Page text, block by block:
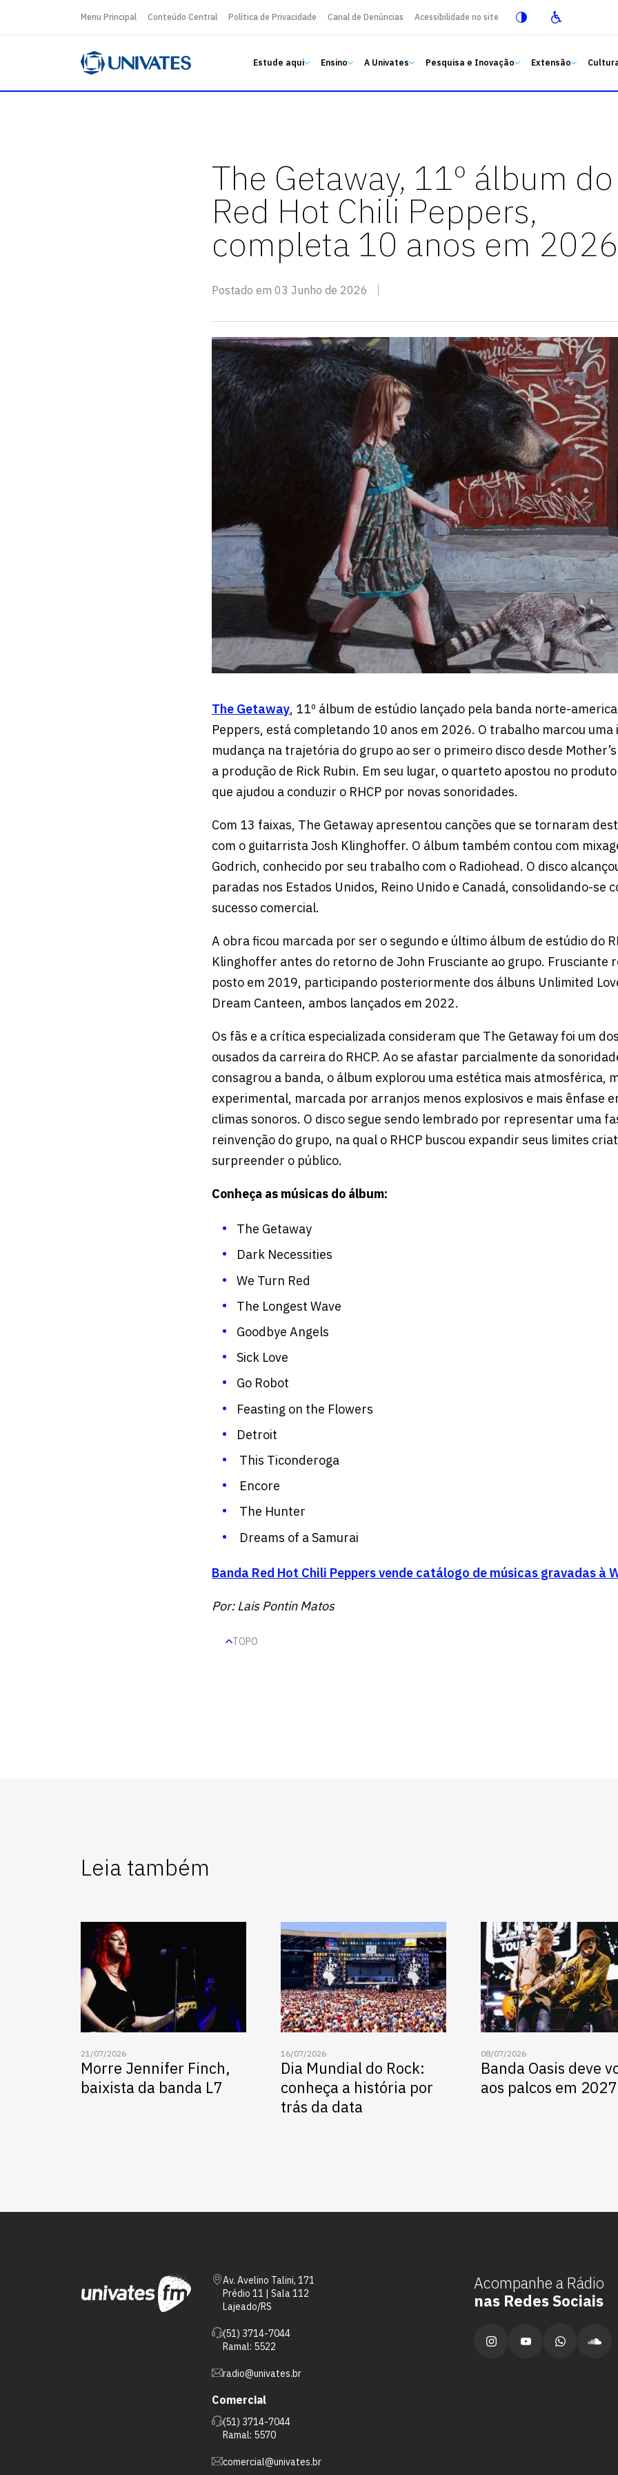
Menu Principal Conteúdo Central Política de Privacidade Canal de Denúncias Acessibilidade no site
Estude aqui Ensino A Univates Pesquisa e Inovação Extensão
The Getaway, 11º álbum do
Red Hot Chili Peppers,
completa 10 anos em 2026
Postado em 03 Junho de 2026
The Getaway, 11º álbum de estúdio lançado pela banda norte-
Peppers, está completando 10 anos em 2026. O trabalho marcou
mudança na trajetória do grupo ao ser o primeiro disco desde
a produção de Rick Rubin. Em seu lugar, o quarteto apostou no
que ajudou a conduzir o RHCP por novas sonoridades.
Com 13 faixas, The Getaway apresentou canções que se tornaram
com o guitarrista Josh Klinghoffer. O álbum também contou com
Godrich, conhecido por seu trabalho com o Radiohead. O disco
paradas nos Estados Unidos, Reino Unido e Canadá, consolidando-se
sucesso comercial.
A obra ficou marcada por ser o segundo e último álbum de estúdio do
Klinghoffer antes do retorno de John Frusciante ao grupo. Frusciante
posto em 2019, participando posteriormente dos álbuns Unlimited
Dream Canteen, ambos lançados em 2022.
Os fãs e a crítica especializada consideram que The Getaway foi um
ousados da carreira do RHCP. Ao se afastar parcialmente da
consagrou a banda, o álbum explorou uma estética mais atmosférica,
experimental, marcada por arranjos menos explosivos e mais ênfase
climas sonoros. O disco segue sendo lembrado por representar uma
reinvenção do grupo, na qual o RHCP buscou expandir seus limites
surpreender o público.
Conheça as músicas do álbum:
The Getaway
Dark Necessities
We Turn Red
The Longest Wave
Goodbye Angels
Sick Love
Go Robot
Feasting on the Flowers
Detroit
This Ticonderoga
Encore
The Hunter
Dreams of a Samurai
Banda Red Hot Chili Peppers vende catálogo de músicas gravadas à
Por: Lais Pontin Matos
TOPO
Leia também
21/07/2026
Morre Jennifer Finch,
baixista da banda L7
16/07/2026
Dia Mundial do Rock:
conheça a história por
trás da data
08/07/2026
Banda Oasis deve
aos palcos em 2027
Av. Avelino Talini, 171
Prédio 11 | Sala 112
Lajeado/RS
(51) 3714-7044
Ramal: 5522
radio@univates.br
Comercial
(51) 3714-7044
Ramal: 5570
comercial@univates.br
Acompanhe a Rádio
nas Redes Sociais